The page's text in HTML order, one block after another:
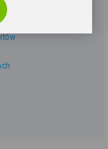
jest do
Bez
cookies mogą
cookies jest
Sp. z o. o. Sp.
141 Warszawa.
się z
również wyrazić